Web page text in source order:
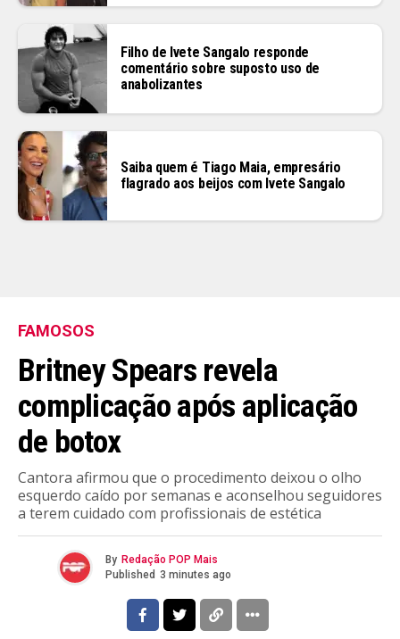
Filho de Ivete Sangalo responde
comentário sobre suposto uso de
anabolizantes
Saiba quem é Tiago Maia, empresário
flagrado aos beijos com Ivete Sangalo
FAMOSOS
Britney Spears revela
complicação após aplicação
de botox
Cantora afirmou que o procedimento deixou o olho
esquerdo caído por semanas e aconselhou seguidores
a terem cuidado com profissionais de estética
By Redação POP Mais
Published 3 minutes ago